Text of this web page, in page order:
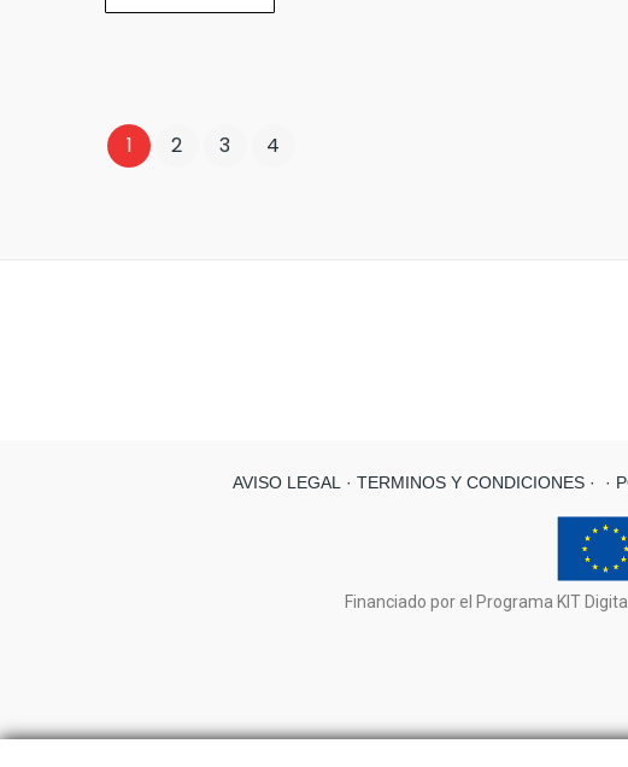
1 2 3 4
AVISO LEGAL · TERMINOS Y CONDICIONES · ·
Financiado por el Programa KIT